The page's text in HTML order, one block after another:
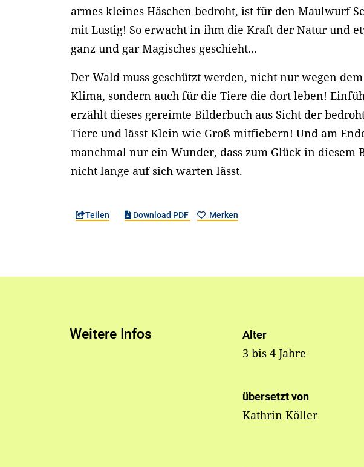
armes kleines Häschen bedroht, ist für den Maulwurf
mit Lustig! So erwacht in ihm die Kraft der Natur und
ganz und gar Magisches geschieht…
Der Wald muss geschützt werden, nicht nur wegen dem
Klima, sondern auch für die Tiere die dort leben!
erzählt dieses gereimte Bilderbuch aus Sicht der
Tiere und lässt Klein wie Groß mitfiebern! Und am
manchmal nur ein Wunder, dass zum Glück in diesem
nicht lange auf sich warten lässt.
Teilen Download PDF Merken
Weitere Infos Alter
3 bis 4 Jahre
übersetzt von
Kathrin Köller